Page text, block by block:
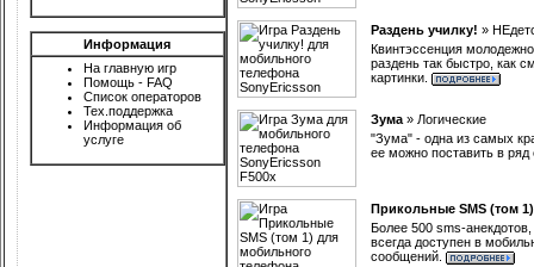
Информация
На главную игр
Помощь - FAQ
Список операторов
Тех.поддержка
Информация об
услуге
Раздень училку! »
Квинтэссенция
раздень так быстро, как
картинки.
Зума » Логические
"Зума" - одна из самых
ее можно поставить в
Прикольные SMS (том 1)
Более 500 sms-
всегда доступен в
сообщений.